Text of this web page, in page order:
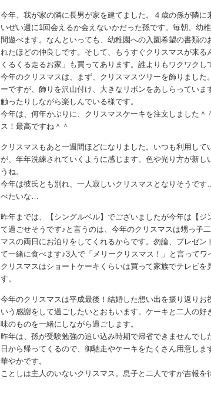
今年、我が家の隣に長男が家を建てました。４歳の孫が隣に
いぜい週に1回会えるか会えないかだった孫です。毎朝、幼
間遊べます。なんといっても、幼稚園への入園希望の書類の
れたほどの仲良しです。そして、もうすぐクリスマスが来る
くるくる走るお家」も買ってあります。誰よりもワクワクし
今年のクリスマスは、まず、クリスマスツリーを飾りました
ーですが、飾りを沢山付け、大きなリボンをあしらっていま
触ったりしながら楽しんでいる様です。
今年は、何年かぶりに、クリスマスケーキを注文しました＾
ス！最高ですね＾＾
クリスマスもあと一週間ほどになりました。いつも利用して
が、年年洗練されていくように感じます。色や光り方が新し
うね。
今年は彼氏とも別れ、一人寂しいクリスマスとなりそうで
べたいな…
昨年までは、【シングルベル】でございましたが今年は【ジ
て過ごせそうです♪と言うのは、今年のクリスマスは甥っ子
マスの両日にお泊りをしてくれるからです。勿論、プレゼン
て一緒に食べます♪3人で「メリークリスマス！」と言ってワ
クリスマスはショートケーキくらいは買って家族でテレビを
す。
今年のクリスマスは平成最後！結婚した想い出を振り返りお
いう感謝をして過ごしたいとおもいます。ケーキと二人の好
味のものを一緒にしながら過ごします。
昨年は、孫が受験勉強の追い込み時期で帰省できませんでし
日から帰ってくるので、御馳走やケーキをたくさん用意しま
華やかです。
ことしは主人のいないクリスマス。息子と二人ですが吉報を